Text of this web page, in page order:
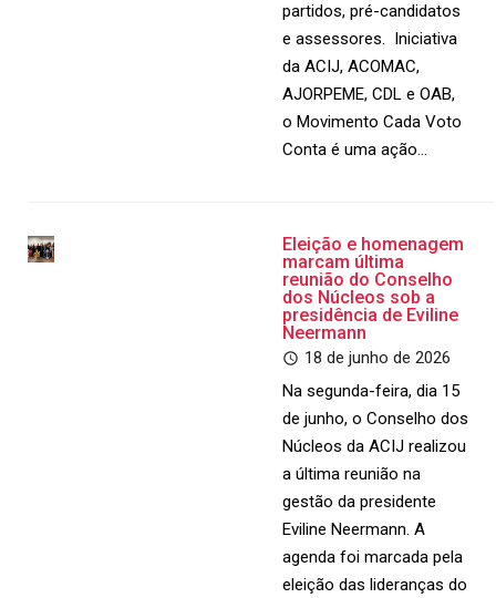
partidos, pré-candidatos
e assessores. Iniciativa
da ACIJ, ACOMAC,
AJORPEME, CDL e OAB,
o Movimento Cada Voto
Conta é uma ação…
Eleição e homenagem
marcam última
reunião do Conselho
dos Núcleos sob a
presidência de Eviline
Neermann
18 de junho de 2026
Na segunda-feira, dia 15
de junho, o Conselho dos
Núcleos da ACIJ realizou
a última reunião na
gestão da presidente
Eviline Neermann. A
agenda foi marcada pela
eleição das lideranças do